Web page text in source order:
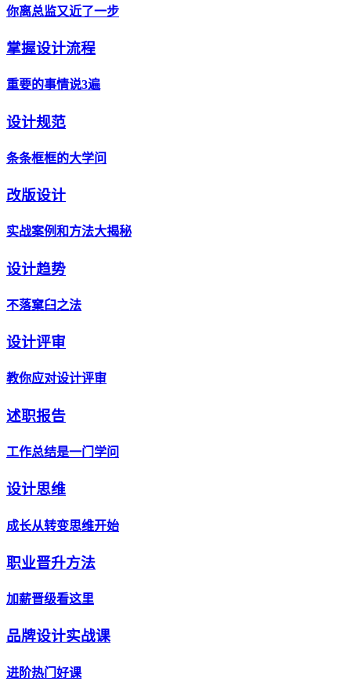
你离总监又近了一步
掌握设计流程
重要的事情说3遍
设计规范
条条框框的大学问
改版设计
实战案例和方法大揭秘
设计趋势
不落窠臼之法
设计评审
教你应对设计评审
述职报告
工作总结是一门学问
设计思维
成长从转变思维开始
职业晋升方法
加薪晋级看这里
品牌设计实战课
进阶热门好课